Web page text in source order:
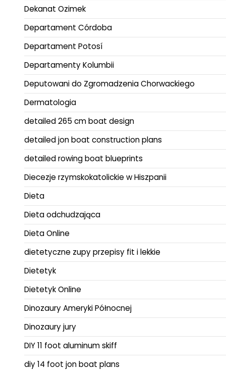
Dekanat Ozimek
Departament Córdoba
Departament Potosí
Departamenty Kolumbii
Deputowani do Zgromadzenia Chorwackiego
Dermatologia
detailed 265 cm boat design
detailed jon boat construction plans
detailed rowing boat blueprints
Diecezje rzymskokatolickie w Hiszpanii
Dieta
Dieta odchudzająca
Dieta Online
dietetyczne zupy przepisy fit i lekkie
Dietetyk
Dietetyk Online
Dinozaury Ameryki Północnej
Dinozaury jury
DIY 11 foot aluminum skiff
diy 14 foot jon boat plans